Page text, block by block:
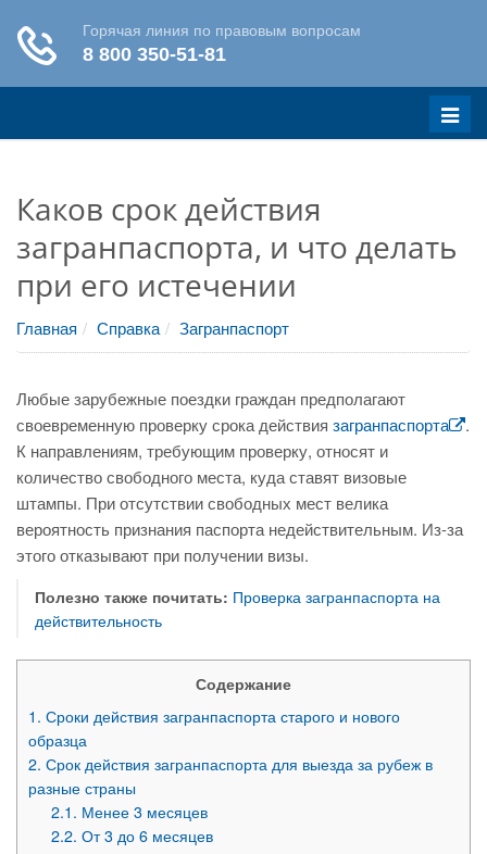
Меню
Каков срок действия
загранпаспорта, и что делать
при его истечении
Главная Справка Загранпаспорт
Любые зарубежные поездки граждан предполагают
своевременную проверку срока действия загранпаспорта
.
К направлениям, требующим проверку, относят и
количество свободного места, куда ставят визовые
штампы. При отсутствии свободных мест велика
вероятность признания паспорта недействительным. Из-за
этого отказывают при получении визы.
Полезно также почитать: Проверка загранпаспорта на
действительность
Содержание
1. Сроки действия загранпаспорта старого и нового
образца
2. Срок действия загранпаспорта для выезда за рубеж в
разные страны
2.1. Менее 3 месяцев
2.2. От 3 до 6 месяцев